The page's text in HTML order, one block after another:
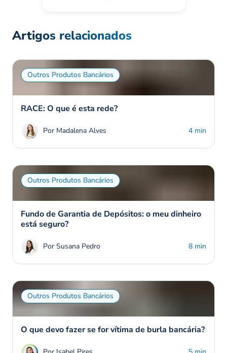
Artigos relacionados
Outros Produtos Bancários
RACE: O que é esta rede?
Por Madalena Alves 4 min
Outros Produtos Bancários
Fundo de Garantia de Depósitos: o meu dinheiro
está seguro?
Por Susana Pedro 8 min
Outros Produtos Bancários
O que devo fazer se for vítima de burla bancária?